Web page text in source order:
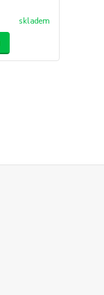
skladem